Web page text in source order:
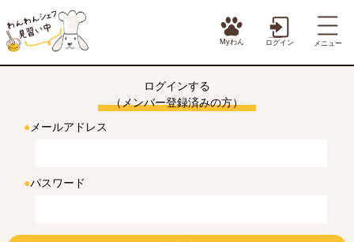
Myわん ログイン メニュー
ログインする
（メンバー登録済みの方）
● メールアドレス
●パスワード